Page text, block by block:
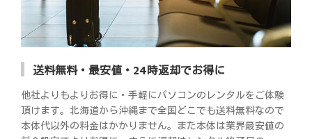
送料無料・最安値・24時返却でお得に
他社よりもよりお得に・手軽にパソコンのレンタルをご体験
頂けます。北海道から沖縄まで全国どこでも送料無料なので
本体代以外の料金はかかりません。また本体は業界最安値の